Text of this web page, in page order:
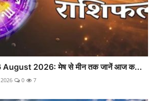
August 2026: मेष से मीन तक जानें आज क...
0 7